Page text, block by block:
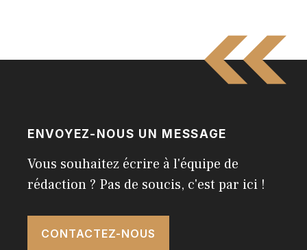
ENVOYEZ-NOUS UN MESSAGE
Vous souhaitez écrire à l'équipe de
rédaction ? Pas de soucis, c'est par ici !
CONTACTEZ-NOUS